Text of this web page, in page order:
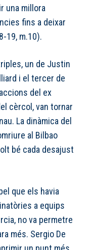
una millora
fins a deixar
19, m.10).
un de Justin
i el tercer de
del ex
cèrcol, van tornar
La dinàmica del
al Bilbao
bé cada desajust
que els havia
a equips
no va permetre
més. Sergio De